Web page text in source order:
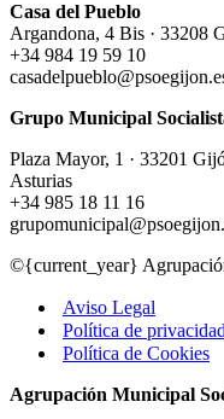
Casa del Pueblo
Argandona, 4 Bis · 33208
+34 984 19 59 10
Grupo Municipal
Plaza Mayor, 1 · 33201
Asturias
+34 985 18 11 16
©{current_year}
Aviso Legal
Política de privacidad
Política de Cookies
Agrupación Municipal